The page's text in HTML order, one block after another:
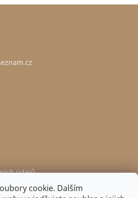
cookie. Dalším
údajů